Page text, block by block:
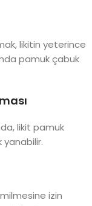
likitin yeterince
pamuk çabuk
likit pamuk
izin